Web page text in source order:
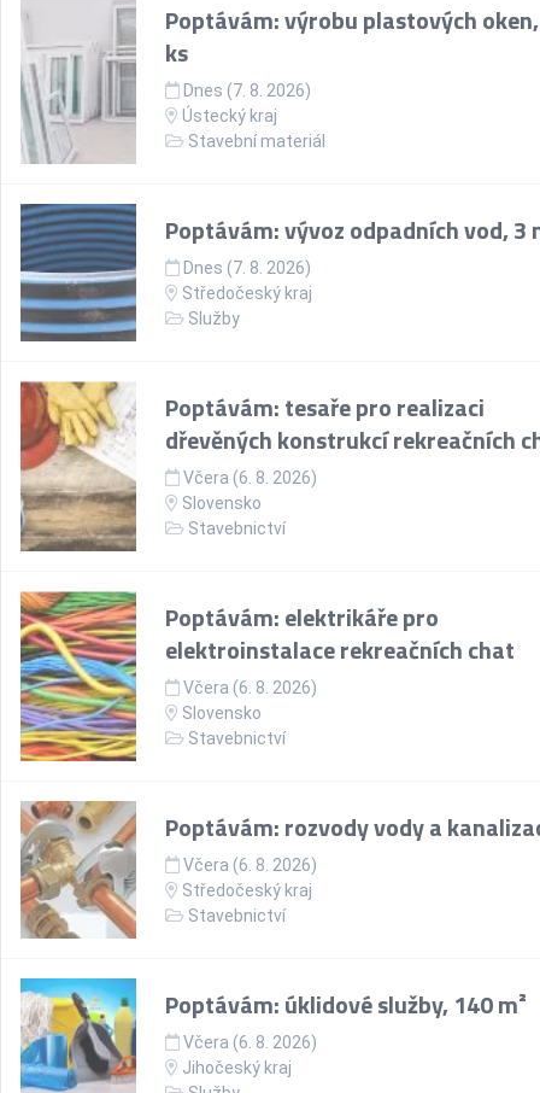
Poptávám: výrobu plastových
ks
Dnes (7. 8. 2026)
Ústecký kraj
Stavební materiál
Poptávám: vývoz odpadních vod, 3
Dnes (7. 8. 2026)
Středočeský kraj
Služby
Poptávám: tesaře pro realizaci
dřevěných konstrukcí rekreačních
Včera (6. 8. 2026)
Slovensko
Stavebnictví
Poptávám: elektrikáře pro
elektroinstalace rekreačních chat
Včera (6. 8. 2026)
Slovensko
Stavebnictví
Poptávám: rozvody vody a
Včera (6. 8. 2026)
Středočeský kraj
Stavebnictví
Poptávám: úklidové služby, 140 m²
Včera (6. 8. 2026)
Jihočeský kraj